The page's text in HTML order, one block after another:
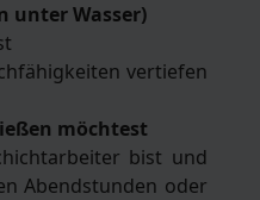
unter Wasser)
vertiefen
möchtest
bist und
Abendstunden oder